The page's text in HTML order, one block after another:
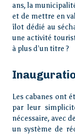
ans, la
et de mettre en
îlot dédié au
une activité
à plus d’un titre ?
Les cabanes ont
par leur
nécessaire, avec
un système de